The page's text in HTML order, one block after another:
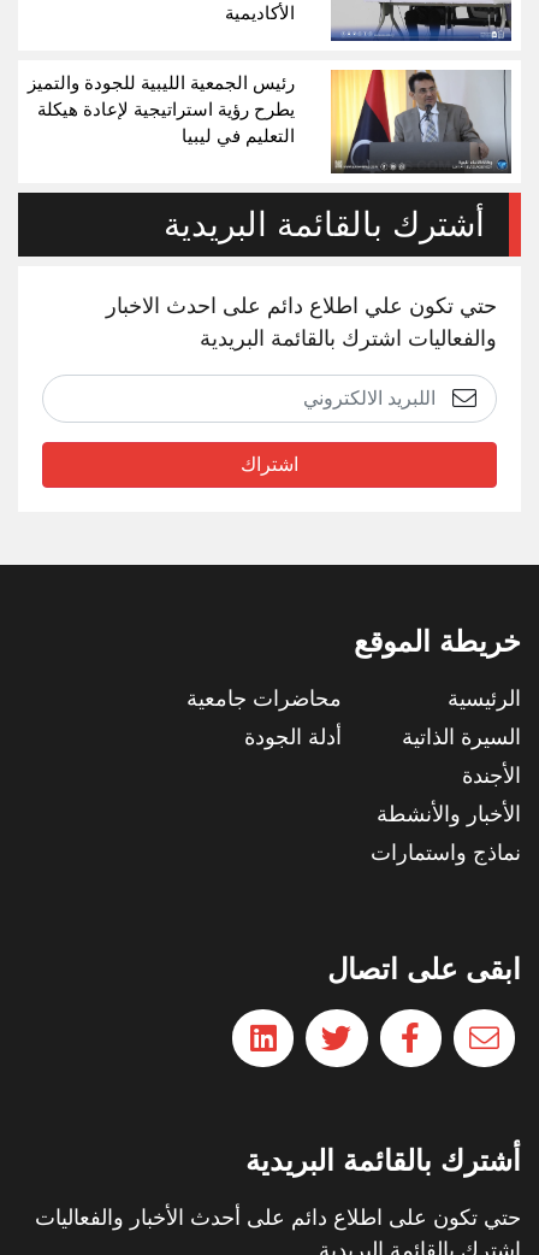
الأكاديمية
رئيس الجمعية الليبية للجودة والتميز
يطرح رؤية استراتيجية لإعادة هيكلة
التعليم في ليبيا
أشترك بالقائمة البريدية
حتي تكون علي اطلاع دائم على احدث الاخبار
والفعاليات اشترك بالقائمة البريدية
اشتراك
خريطة الموقع
الرئيسية
السيرة الذاتية
الأجندة
الأخبار والأنشطة
نماذج واستمارات
محاضرات جامعية
أدلة الجودة
ابقى على اتصال
أشترك بالقائمة البريدية
حتي تكون على اطلاع دائم على أحدث الأخبار والفعاليات